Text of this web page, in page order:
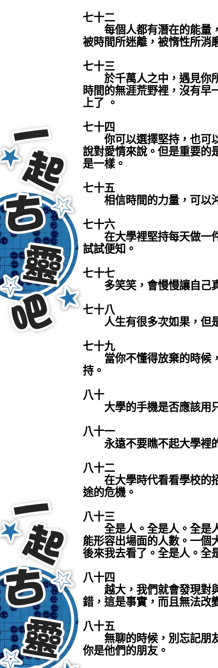
七十二
每個人都有潛在的能量
被時間所迷離，被惰性所消
七十三
於千萬人之中，遇見你
時間的無涯荒野裡，沒有早
上了 。
七十四
你可以選擇堅持，也可
說對愛情來說。但是重要的
是一樣。
七十五
相信時間的力量，可以
七十六
在大學裡堅持每天做一
試試便知。
七十七
多笑笑，會慢慢讓自己
七十八
人生有很多次如果，但
七十九
當你不懂得放棄的時候
持。
八十
大學的手機是否應該用
八十一
永遠不要瞧不起大學裡
八十二
在大學時代看看學校的
途的危機。
八十三
全是人。全是人。全是
能形容出場面的人數。一個
後來我去看了。全是人。全
八十四
越大，我們就會發現對
錯，這是事實，而且無法改
八十五
無聊的時候，別忘記朋
你是他們的朋友。